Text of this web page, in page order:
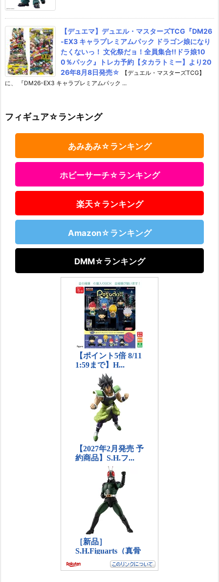
【デュエマ】デュエル・マスターズTCG『DM26
-EX3 キャラプレミアムパック ドラゴン娘になり
たくないっ！ 文化祭だョ！全員集合!!ドラ娘10
0％パック』トレカ予約【タカラトミー】より20
26年8月8日発売☆
【デュエル・マスターズTCG】
に、 『DM26-EX3 キャラプレミアムパック ...
フィギュア☆ランキング
あみあみ☆ランキング
ホビーサーチ☆ランキング
楽天☆ランキング
Amazon☆ランキング
DMM☆ランキング